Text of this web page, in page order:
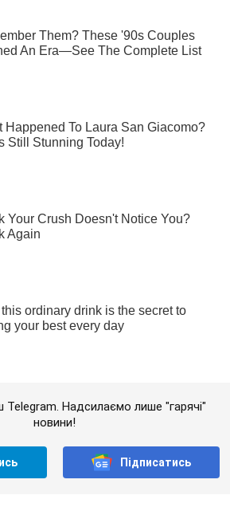
Telegram. Надсилаємо лише "гарячі"
новини!
Підписатись